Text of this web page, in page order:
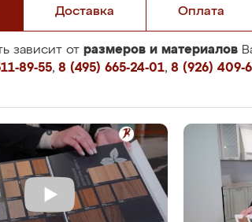
Доставка Оплата
зависит от размеров и материалов
89-55, 8 (495) 665-24-01, 8 (926) 409-